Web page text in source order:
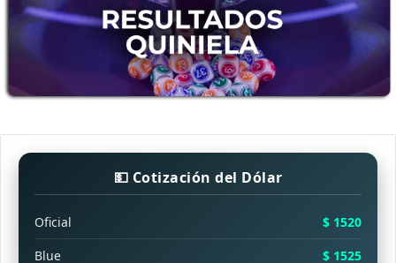
💵 Cotización del Dólar
Oficial
$ 1520
Blue
$ 1525